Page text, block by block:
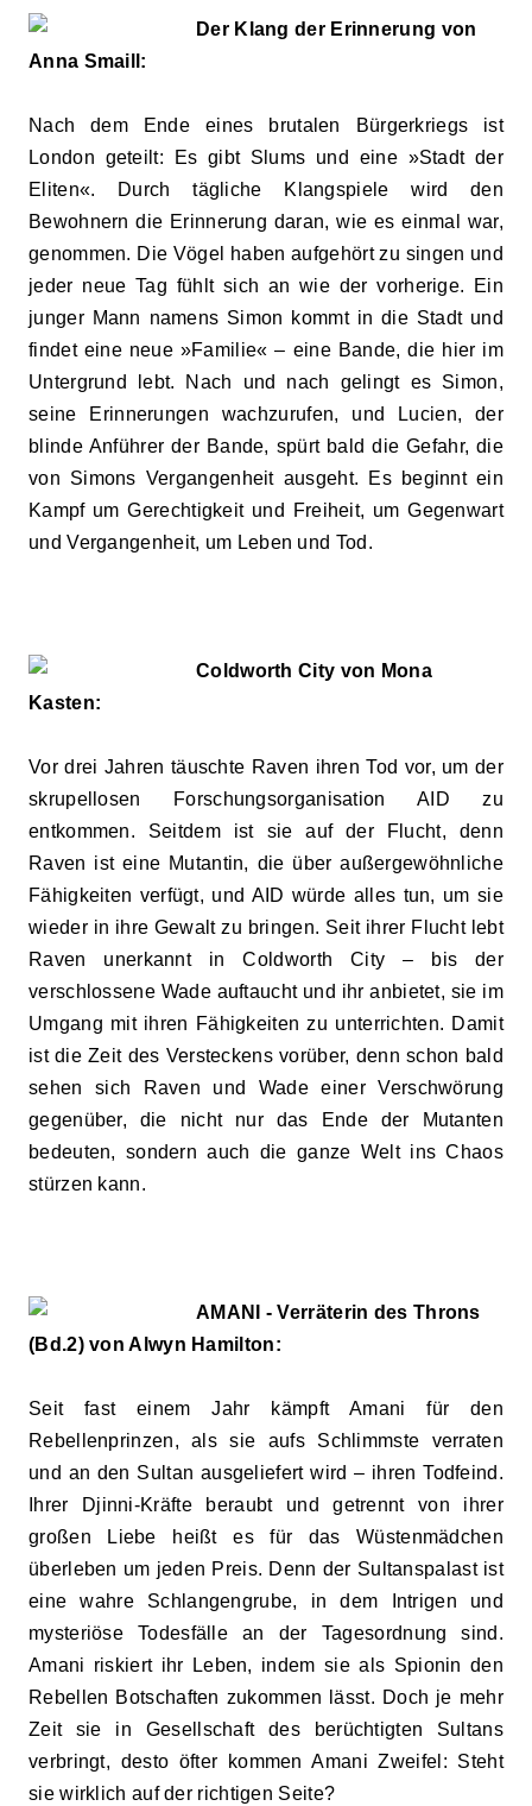
Der Klang der Erinnerung von
Anna Smaill:
Nach dem Ende eines brutalen Bürgerkriegs ist
London geteilt: Es gibt Slums und eine »Stadt der
Eliten«. Durch tägliche Klangspiele wird den
Bewohnern die Erinnerung daran, wie es einmal war,
genommen. Die Vögel haben aufgehört zu singen und
jeder neue Tag fühlt sich an wie der vorherige. Ein
junger Mann namens Simon kommt in die Stadt und
findet eine neue »Familie« – eine Bande, die hier im
Untergrund lebt. Nach und nach gelingt es Simon,
seine Erinnerungen wachzurufen, und Lucien, der
blinde Anführer der Bande, spürt bald die Gefahr, die
von Simons Vergangenheit ausgeht. Es beginnt ein
Kampf um Gerechtigkeit und Freiheit, um Gegenwart
und Vergangenheit, um Leben und Tod.
Coldworth City von Mona
Kasten:
Vor drei Jahren täuschte Raven ihren Tod vor, um der
skrupellosen Forschungsorganisation AID zu
entkommen. Seitdem ist sie auf der Flucht, denn
Raven ist eine Mutantin, die über außergewöhnliche
Fähigkeiten verfügt, und AID würde alles tun, um sie
wieder in ihre Gewalt zu bringen. Seit ihrer Flucht lebt
Raven unerkannt in Coldworth City – bis der
verschlossene Wade auftaucht und ihr anbietet, sie im
Umgang mit ihren Fähigkeiten zu unterrichten. Damit
ist die Zeit des Versteckens vorüber, denn schon bald
sehen sich Raven und Wade einer Verschwörung
gegenüber, die nicht nur das Ende der Mutanten
bedeuten, sondern auch die ganze Welt ins Chaos
stürzen kann.
AMANI - Verräterin des Throns
(Bd.2) von Alwyn Hamilton:
Seit fast einem Jahr kämpft Amani für den
Rebellenprinzen, als sie aufs Schlimmste verraten
und an den Sultan ausgeliefert wird – ihren Todfeind.
Ihrer Djinni-Kräfte beraubt und getrennt von ihrer
großen Liebe heißt es für das Wüstenmädchen
überleben um jeden Preis. Denn der Sultanspalast ist
eine wahre Schlangengrube, in dem Intrigen und
mysteriöse Todesfälle an der Tagesordnung sind.
Amani riskiert ihr Leben, indem sie als Spionin den
Rebellen Botschaften zukommen lässt. Doch je mehr
Zeit sie in Gesellschaft des berüchtigten Sultans
verbringt, desto öfter kommen Amani Zweifel: Steht
sie wirklich auf der richtigen Seite?